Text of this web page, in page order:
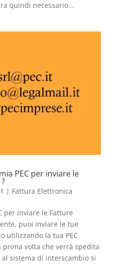
quindi necessario...
PEC per inviare le
| Fattura Elettronica
per inviare le Fatture
puoi inviare le tue
utilizzando la tua PEC
prima volta che verrà spedita
sistema di interscambio si